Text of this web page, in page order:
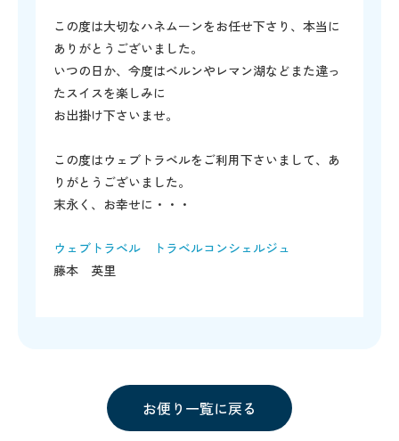
この度は大切なハネムーンをお任せ下さり、本当に
ありがとうございました。
いつの日か、今度はベルンやレマン湖などまた違っ
たスイスを楽しみに
お出掛け下さいませ。
この度はウェブトラベルをご利用下さいまして、あ
りがとうございました。
末永く、お幸せに・・・
ウェブトラベル トラベルコンシェルジュ
藤本 英里
お便り一覧に戻る